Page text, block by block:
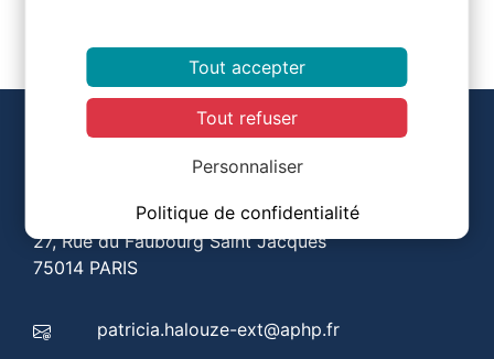
Tout accepter
Tout refuser
Personnaliser
Politique de confidentialité
COORDONNÉES
Hôpital COCHIN
27, Rue du Faubourg Saint Jacques
75014 PARIS
patricia.halouze-ext@aphp.fr